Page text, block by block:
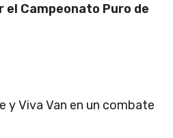
el Campeonato Puro de
y Viva Van en un combate